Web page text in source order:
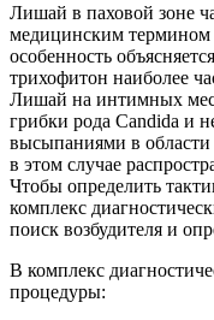
Лишай в паховой зоне
медицинским термином
особенность
трихофитон наиболее
Лишай на интимных
грибки рода Candida и
высыпаниями в области
в этом случае
Чтобы определить
комплекс
поиск возбудителя и
В комплекс
процедуры: